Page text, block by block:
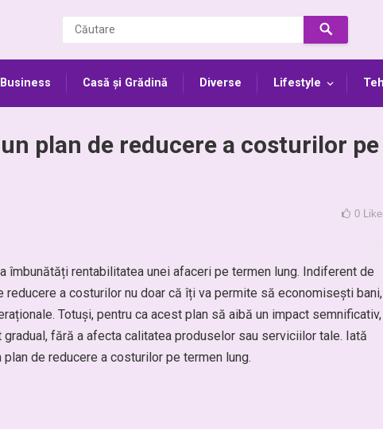
Business Casă și Grădină Diverse Lifestyle
plan de reducere a costurilor pe
0
îmbunătăți rentabilitatea unei afaceri pe termen lung. Indiferent de
a costurilor nu doar că îți va permite să economisești bani,
Totuși, pentru ca acest plan să aibă un impact semnificativ,
fără a afecta calitatea produselor sau serviciilor tale. Iată
de reducere a costurilor pe termen lung.